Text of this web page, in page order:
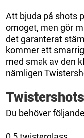
Att bjuda på shots
omoget, men gör
det garanterat
kommer ett
med smak av den
nämligen
Du behöver